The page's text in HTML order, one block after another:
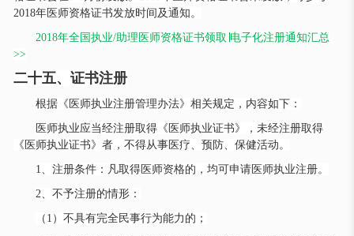
2018年医师资格证书发放时间及通知。
2018年全国执业/助理医师资格证书领取∣电子化注册通知汇总
>>
二十五、证书注册
根据《医师执业注册管理办法》相关规定，内容如下：
医师执业应当经注册取得《医师执业证书》，未经注册取得
《医师执业证书》者，不得从事医疗、预防、保健活动。
1、注册条件：凡取得医师资格的，均可申请医师执业注册。
2、不予注册的情形：
（ 1）不具有完全民事行为能力的；